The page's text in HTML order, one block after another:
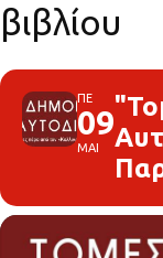
βιβλίου
ΠΕ
09
ΜΑΙ